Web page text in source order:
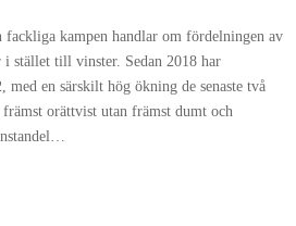
fackliga kampen handlar om fördelningen av
stället till vinster. Sedan 2018 har
en särskilt hög ökning de senaste två
orättvist utan främst dumt och